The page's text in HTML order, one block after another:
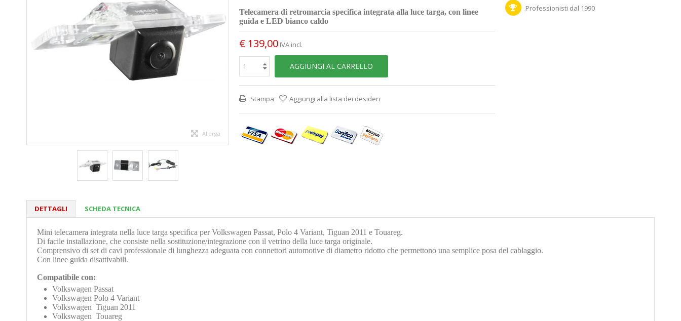
Allarga
Telecamera di retromarcia specifica integrata alla luce targa, con linee
guida e LED bianco caldo
€ 139,00 IVA incl.
AGGIUNGI AL CARRELLO
Stampa Aggiungi alla lista dei desideri
Professionisti dal 1990
DETTAGLI SCHEDA TECNICA
Mini telecamera integrata nella luce targa specifica per Volkswagen Passat, Polo 4 Variant, Tiguan 2011 e Touareg.
Di facile installazione, che consiste nella sostituzione/integrazione con il vetrino della luce targa originale.
Comprensivo di set di cavi professionale di lunghezza adeguata con connettori automotive di diametro ridotto che permettono una semplice posa del cablaggio.
Con linee guida disattivabili.
Compatibile con:
Volkswagen Passat
Volkswagen Polo 4 Variant
Volkswagen Tiguan 2011
Volkswagen Touareg